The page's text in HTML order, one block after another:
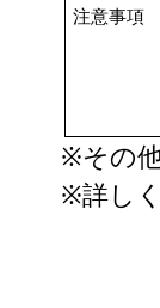
注意事項
※その
※詳し